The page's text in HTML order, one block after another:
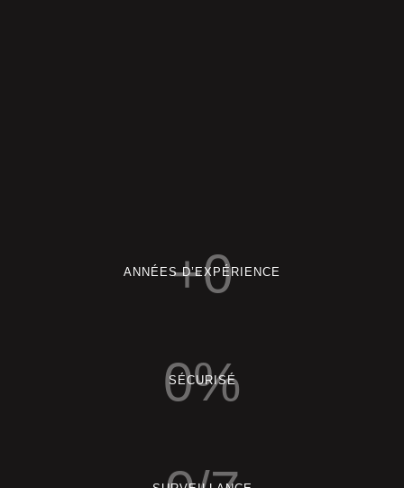
+0
ANNÉES D’EXPÉRIENCE
0%
SÉCURISÉ